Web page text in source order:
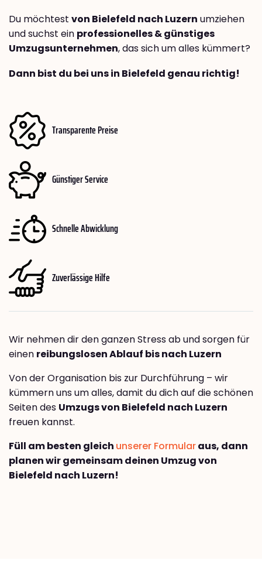
Du möchtest von Bielefeld nach Luzern umziehen
und suchst ein professionelles & günstiges
Umzugsunternehmen, das sich um alles kümmert?
Dann bist du bei uns in Bielefeld genau richtig!
Transparente Preise
Günstiger Service
Schnelle Abwicklung
Zuverlässige Hilfe
Wir nehmen dir den ganzen Stress ab und sorgen für
einen reibungslosen Ablauf bis nach Luzern
Von der Organisation bis zur Durchführung – wir
kümmern uns um alles, damit du dich auf die schönen
Seiten des Umzugs von Bielefeld nach Luzern
freuen kannst.
Füll am besten gleich unserer Formularaus, dann
planen wir gemeinsam deinen Umzug von
Bielefeld nach Luzern!